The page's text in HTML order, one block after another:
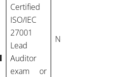
Certified
ISO/IEC
27001
Lead
Auditor
exam or
None